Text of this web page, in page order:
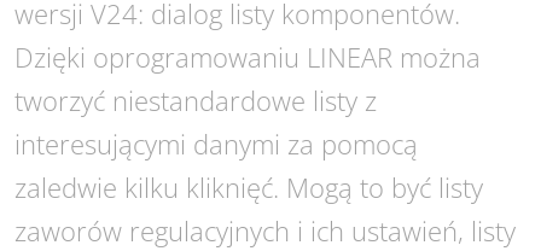
wersji V24: dialog listy komponentów.
Dzięki oprogramowaniu LINEAR można
tworzyć niestandardowe listy z
interesującymi danymi za pomocą
zaledwie kilku kliknięć. Mogą to być listy
zaworów regulacyjnych i ich ustawień, listy